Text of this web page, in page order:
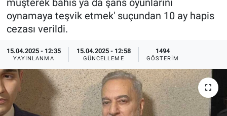
müşterek bahis ya da şans oyunlarını
oynamaya teşvik etmek' suçundan 10 ay hapis
cezası verildi.
15.04.2025 - 12:35
YAYINLANMA
15.04.2025 - 12:58
GÜNCELLEME
1494
GÖSTERIM
Ege'den Esintiler
Eğitim
Eğlence
Ekonomi
İletişim